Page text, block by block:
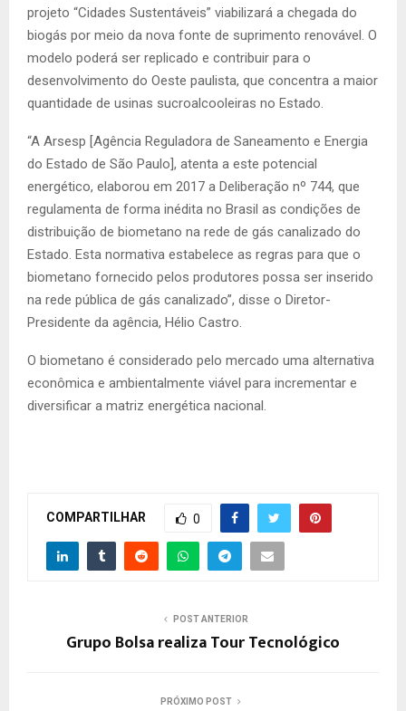
projeto “Cidades Sustentáveis” viabilizará a chegada do
biogás por meio da nova fonte de suprimento renovável. O
modelo poderá ser replicado e contribuir para o
desenvolvimento do Oeste paulista, que concentra a maior
quantidade de usinas sucroalcooleiras no Estado.
“A Arsesp [Agência Reguladora de Saneamento e Energia
do Estado de São Paulo], atenta a este potencial
energético, elaborou em 2017 a Deliberação nº 744, que
regulamenta de forma inédita no Brasil as condições de
distribuição de biometano na rede de gás canalizado do
Estado. Esta normativa estabelece as regras para que o
biometano fornecido pelos produtores possa ser inserido
na rede pública de gás canalizado”, disse o Diretor-
Presidente da agência, Hélio Castro.
O biometano é considerado pelo mercado uma alternativa
econômica e ambientalmente viável para incrementar e
diversificar a matriz energética nacional.
COMPARTILHAR 0
POST ANTERIOR
Grupo Bolsa realiza Tour Tecnológico
PRÓXIMO POST